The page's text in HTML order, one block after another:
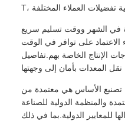
توفير 100 مجموعة في الشهر ووقت تسليم سريع
الاعتماد على توافر في الوقت
الإنتاج الخاصة بهم.تفاصيل
تصنيع الأساس هي معتمدة من
والمنظمة الدولية للصناعة
للمعايير الدولية.بما في ذلك